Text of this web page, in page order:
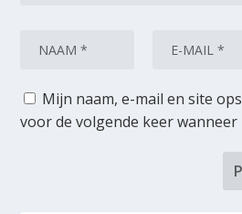
Mijn naam, e-mail en site
voor de volgende keer wanneer